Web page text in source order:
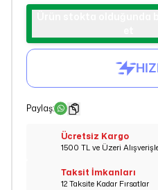
Paylaş:
Ücretsiz Kargo
1500 TL ve Üzeri
Taksit İmkanları
12 Taksite Kadar Fırsatlar